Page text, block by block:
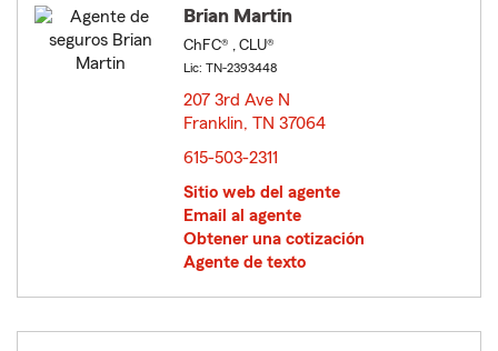
Brian Martin
ChFC® , CLU®
Lic: TN-2393448
207 3rd Ave N
Franklin, TN 37064
615-503-2311
Sitio web del agente
Email al agente
Obtener una cotización
Agente de texto